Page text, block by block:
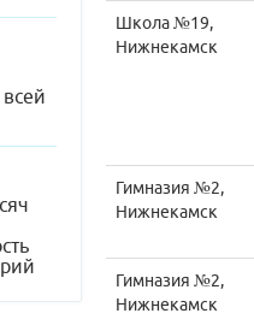
Школа №19,
Нижнекамск
Гимназия №2,
Нижнекамск
Гимназия №2,
Нижнекамск